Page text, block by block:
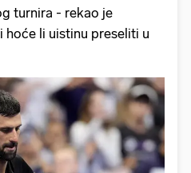
turnira - rekao je
li uistinu preseliti u